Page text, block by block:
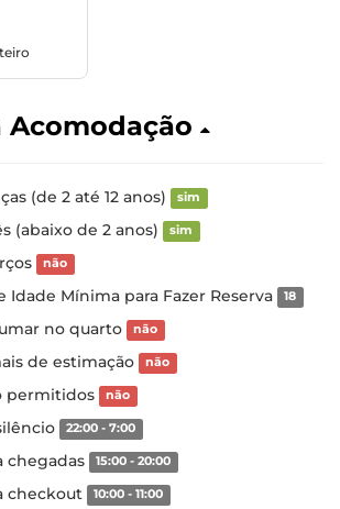
Acomodação
(de 2 até 12 anos) sim
(abaixo de 2 anos) sim
não
Idade Mínima para Fazer Reserva 18
no quarto não
de estimação não
permitidos não
22:00 - 7:00
chegadas 15:00 - 20:00
checkout 10:00 - 11:00